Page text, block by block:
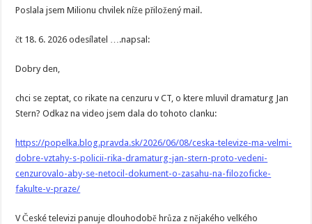
Poslala jsem Milionu chvilek níže přiložený mail.
čt 18. 6. 2026 odesílatel ….napsal:
Dobry den,
chci se zeptat, co rikate na cenzuru v CT, o ktere mluvil dramaturg Jan
Stern? Odkaz na video jsem dala do tohoto clanku:
https://popelka.blog.pravda.sk/2026/06/08/ceska-televize-ma-velmi-
dobre-vztahy-s-policii-rika-dramaturg-jan-stern-proto-vedeni-
cenzurovalo-aby-se-netocil-dokument-o-zasahu-na-filozoficke-
fakulte-v-praze/
V České televizi panuje dlouhodobě hrůza z nějakého velkého